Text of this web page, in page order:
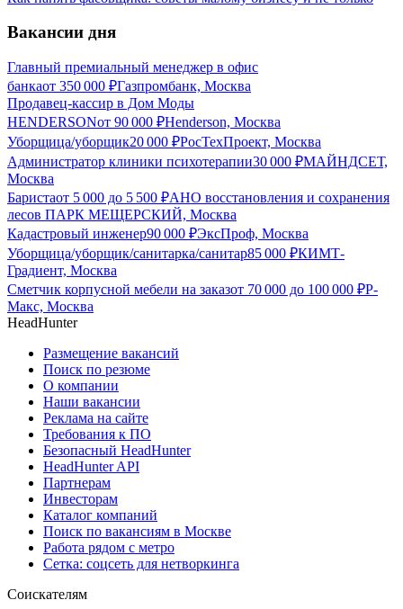
Вакансии дня
Главный премиальный менеджер в офис
банкаот 350 000 ₽Газпромбанк, Москва
Продавец-кассир в Дом Моды
HENDERSONот 90 000 ₽Henderson, Москва
Уборщица/уборщик20 000 ₽РосТехПроект, Москва
Администратор клиники психотерапии30 000 ₽МАЙНДСЕТ,
Москва
Баристаот 5 000 до 5 500 ₽АНО восстановления и сохранения
лесов ПАРК МЕЩЕРСКИЙ, Москва
Кадастровый инженер90 000 ₽ЭксПроф, Москва
Уборщица/уборщик/санитарка/санитар85 000 ₽КИМТ-
Градиент, Москва
Сметчик корпусной мебели на заказот 70 000 до 100 000 ₽Р-
Макс, Москва
HeadHunter
Размещение вакансий
Поиск по резюме
О компании
Наши вакансии
Реклама на сайте
Требования к ПО
Безопасный HeadHunter
HeadHunter API
Партнерам
Инвесторам
Каталог компаний
Поиск по вакансиям в Москве
Работа рядом с метро
Сетка: соцсеть для нетворкинга
Соискателям